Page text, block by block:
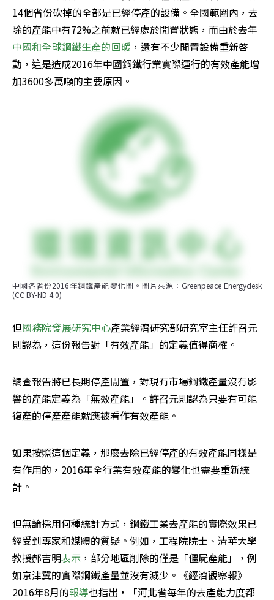
14個省份砍掉的全部是已經停產的設備。全國範圍內，去
除的產能中有72%之前就已經處於閒置狀態，而由於去年
中國和全球鋼鐵生產的回暖，還有不少閒置設備重新啓
動，這是造成2016年中國鋼鐵行業實際運行的有效產能增
加3600多萬噸的主要原因。
中國各省份2016年鋼鐵產能變化圖。圖片來源：Greenpeace Energydesk
(CC BY-ND 4.0)
但國務院發展研究中心產業經濟研究部研究室主任許召元
則認為，這份報告對「有效產能」的定義值得商榷。
調查報告將已長期停產閒置，對現有市場鋼鐵產量沒有影
響的產能定義為「無效產能」。許召元則認為只要有可能
復產的停產產能就應被看作有效產能。
如果按照這個定義，那麼去除已經停產的有效產能同樣是
有作用的，2016年全行業有效產能的變化也需要重新統
計。
但無論採用何種統計方式，鋼鐵工業去產能的實際效果已
經受到專家和媒體的質疑。例如，工程院院士、清華大學
教授郝吉明表示 ，部分地區削除的僅是「僵屍產能」，例
如京津冀的實際鋼鐵產量並沒有減少。《經濟觀察報》
2016年8月的報導也指出，「河北省每年的去產能力度都